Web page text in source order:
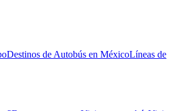
Destinos de Autobús en MéxicoLíneas de